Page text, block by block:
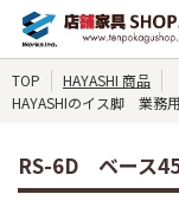
TOP
HAYASHI 商品
HAYASHIのイス脚 業
RS-6D ベース